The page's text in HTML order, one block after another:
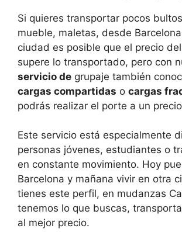
Si quieres transportar pocos
mueble, maletas, desde
ciudad es posible que el precio
supere lo transportado, pero con
servicio de grupaje también
cargas compartidas o cargas
podrás realizar el porte a un
Este servicio está especialmente
personas jóvenes, estudiantes o
en constante movimiento. Hoy
Barcelona y mañana vivir en otra
tienes este perfil, en mudanzas
tenemos lo que buscas,
al mejor precio.